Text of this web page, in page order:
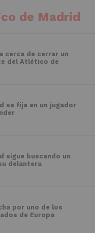
de Madrid
cerca de cerrar un
del Atlético de
se fija en un jugador
sigue buscando un
delantera
por uno de los
de Europa